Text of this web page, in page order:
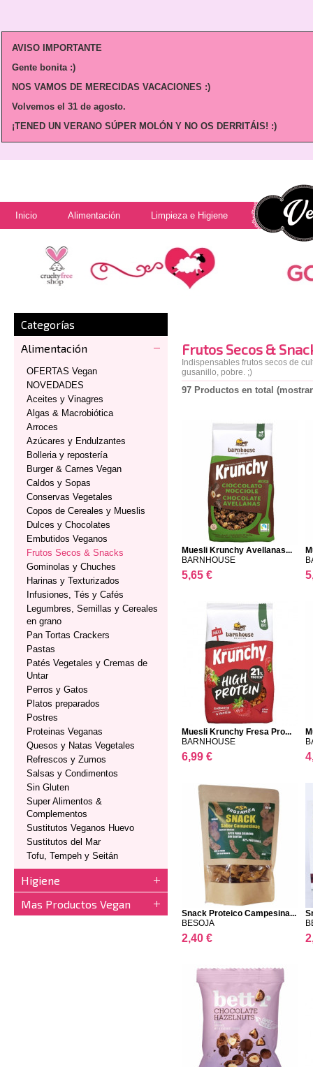
AVISO IMPORTANTE
Gente bonita :)
NOS VAMOS DE MERECIDAS VACACIONES :)
Volvemos el 31 de agosto.
¡TENED UN VERANO SÚPER MOLÓN Y NO OS DERRITÁIS! :)
Inicio Alimentación Limpieza e Higiene
Categorías
Alimentación
OFERTAS Vegan
NOVEDADES
Aceites y Vinagres
Algas & Macrobiótica
Arroces
Azúcares y Endulzantes
Bolleria y repostería
Burger & Carnes Vegan
Caldos y Sopas
Conservas Vegetales
Copos de Cereales y Mueslis
Dulces y Chocolates
Embutidos Veganos
Frutos Secos & Snacks
Gominolas y Chuches
Harinas y Texturizados
Infusiones, Tés y Cafés
Legumbres, Semillas y Cereales
en grano
Pan Tortas Crackers
Pastas
Patés Vegetales y Cremas de
Untar
Perros y Gatos
Platos preparados
Postres
Proteinas Veganas
Quesos y Natas Vegetales
Refrescos y Zumos
Salsas y Condimentos
Sin Gluten
Super Alimentos &
Complementos
Sustitutos Veganos Huevo
Sustitutos del Mar
Tofu, Tempeh y Seitán
Higiene
Mas Productos Vegan
Frutos Secos &
Indispensables frutos secos de
gusanillo, pobre. ;)
97 Productos en total
Muesli Krunchy Avellanas...
BARNHOUSE
5,65 €
Muesli Krunchy Fresa Pro...
BARNHOUSE
6,99 €
Snack Proteico Campesina...
BESOJA
2,40 €